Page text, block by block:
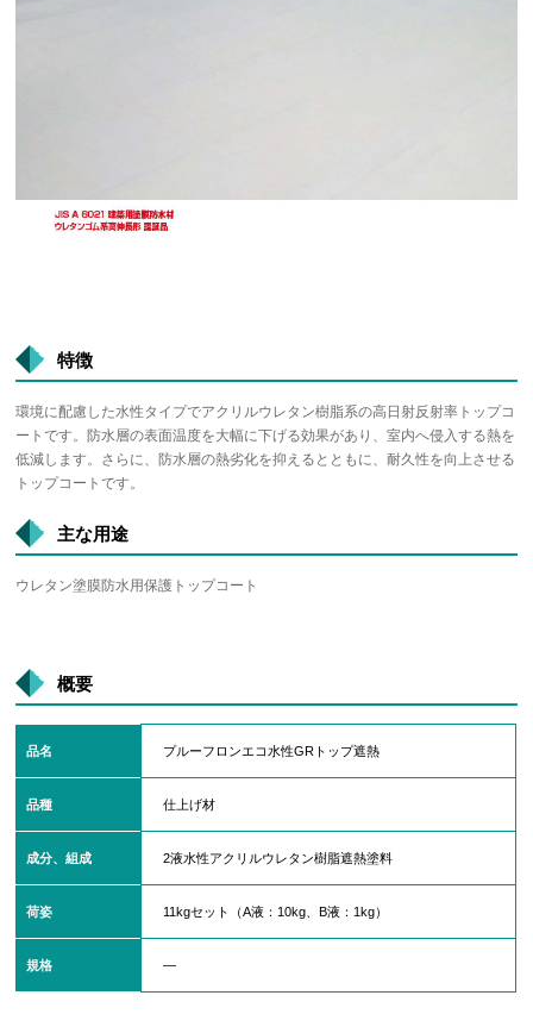
特徴
環境に配慮した水性タイプでアクリルウレタン樹脂系の高日射反射率トップコ
ートです。防水層の表面温度を大幅に下げる効果があり、室内へ侵入する熱を
低減します。さらに、防水層の熱劣化を抑えるとともに、耐久性を向上させる
トップコートです。
主な用途
ウレタン塗膜防水用保護トップコート
概要
品名 プルーフロンエコ水性GRトップ遮熱
品種 仕上げ材
成分、組成 2液水性アクリルウレタン樹脂遮熱塗料
荷姿 11kgセット（A液：10kg、B液：1kg）
規格 ―